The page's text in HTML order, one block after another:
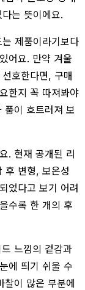
는 뜻이에요.
제품이라기보다
어요. 만약 겨울
호한다면, 구매
한지 꼭 따져봐야
품이 흐트러져 보
. 현재 공개된 리
후 변형, 보온성
었다고 보기 어려
수록 한 개의 후
느낌의 겉감과
에 띄기 쉬울 수
찰이 많은 부분에